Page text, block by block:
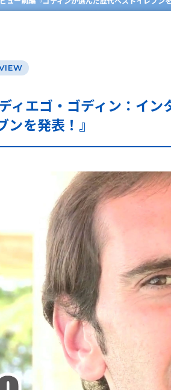
ィエゴ・ゴディン：イ
を発表！』